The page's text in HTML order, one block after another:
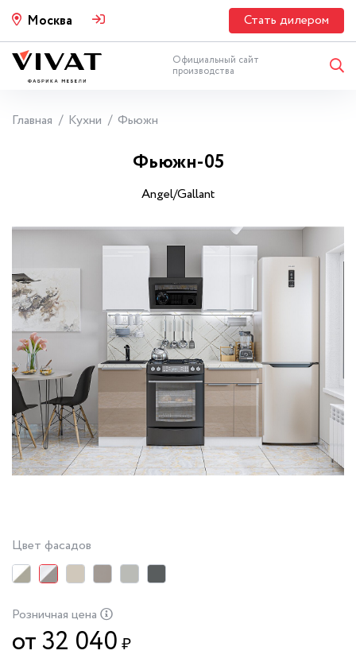
Москва Стать дилером
Официальный сайт
производства
Главная Кухни Фьюжн
Фьюжн-05
Angel/Gallant
Цвет фасадов
Розничная цена
от 32 040 ₽